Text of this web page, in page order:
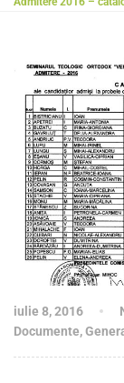
iulie 8, 2016
Documente,